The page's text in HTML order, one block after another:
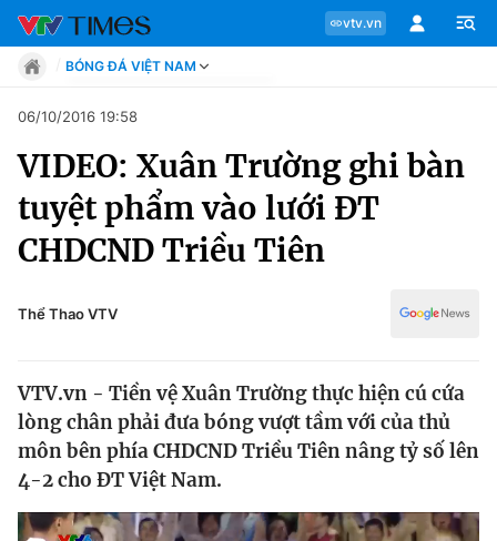
vtv.vn
Chuyên mục
Tin tức
Chân dung
Sự kiện
BÓNG ĐÁ VIỆT NAM
Move
Phong cách
Chân dung
Sự kiện
Bóng đá
06/10/2016 19:58
VIDEO: Xuân Trường ghi bàn
tuyệt phẩm vào lưới ĐT
CHDCND Triều Tiên
Thể Thao VTV
VTV.vn - Tiền vệ Xuân Trường thực hiện cú cứa
lòng chân phải đưa bóng vượt tầm với của thủ
môn bên phía CHDCND Triều Tiên nâng tỷ số lên
4-2 cho ĐT Việt Nam.